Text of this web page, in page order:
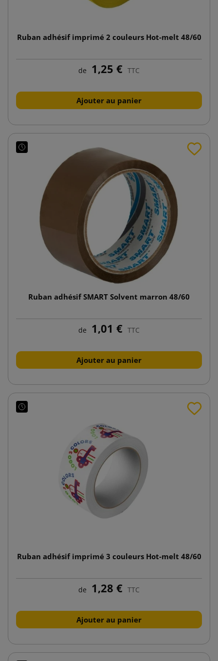
Ruban adhésif imprimé 2 couleurs Hot-melt 48/60
de 1,25 € TTC
Ajouter au panier
Ruban adhésif SMART Solvent marron 48/60
de 1,01 € TTC
Ajouter au panier
Ruban adhésif imprimé 3 couleurs Hot-melt 48/60
de 1,28 € TTC
Ajouter au panier